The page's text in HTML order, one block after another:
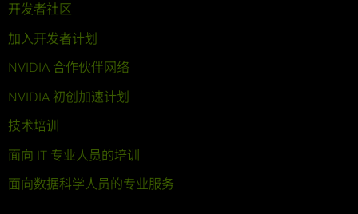
开发者社区
加入开发者计划
NVIDIA 合作伙伴网络
NVIDIA 初创加速计划
技术培训
面向 IT 专业人员的培训
面向数据科学人员的专业服务